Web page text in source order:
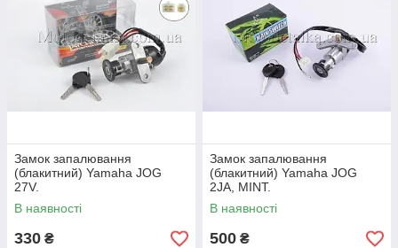
Замок запалювання
(блакитний) Yamaha JOG
27V.
В наявності
330 ₴
Замок запалювання
(блакитний) Yamaha JOG
2JA, MINT.
В наявності
500 ₴